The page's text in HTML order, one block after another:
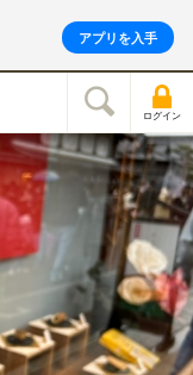
アプリを入手
ログイン